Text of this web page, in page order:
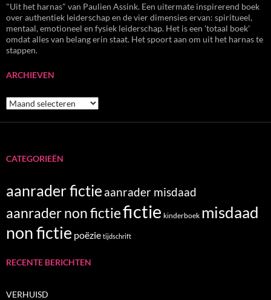
"Uit het harnas" van Paulien Assink. Een uitermate inspirerend boek
over authentiek leiderschap en de vier dimensies ervan: spiritueel,
mentaal, emotioneel en fysiek leiderschap. Het is een 'totaal boek'
omdat alles van belang erin staat. Het spoort aan om uit het harnas te
stappen.
ARCHIEVEN
Archieven
CATEGORIEËN
aanrader fictie aanrader misdaad
aanrader non fictiefictie kinderboek misdaad
non fictie poëzie tijdschrift
RECENTE BERICHTEN
VERHUISD